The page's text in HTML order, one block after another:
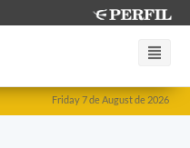
Friday 7 de August de 2026